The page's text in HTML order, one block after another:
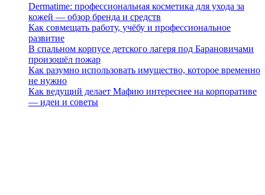
Dermatime: профессиональная косметика для ухода за
кожей — обзор бренда и средств
Как совмещать работу, учёбу и профессиональное
развитие
В спальном корпусе детского лагеря под Барановичами
произошёл пожар
Как разумно использовать имущество, которое временно
не нужно
Как ведущий делает Мафию интереснее на корпоративе
— идеи и советы